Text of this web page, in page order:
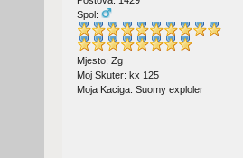
Spol:
Mjesto: Zg
Moj Skuter: kx 125
Moja Kaciga: Suomy exploler